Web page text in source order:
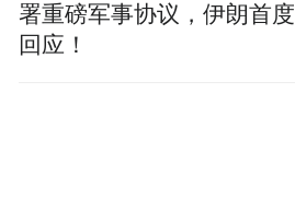
署重磅军事协议，伊朗首度
回应！